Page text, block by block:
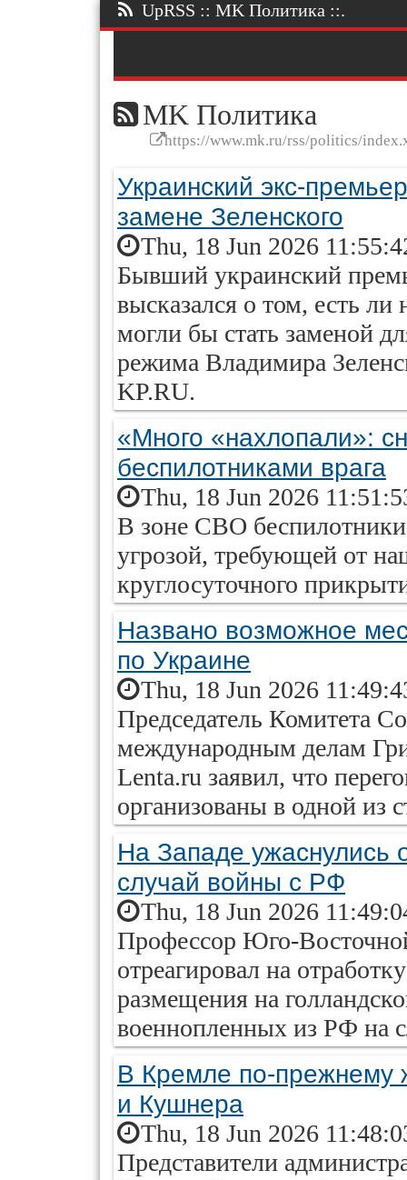
UpRSS :: MK Политика ::.
MK Политика
https://www.mk.ru/rss/politics/
Украинский экс-
замене Зеленского
Thu, 18 Jun 2026
Бывший украинский
высказался о том, есть
могли бы стать заменой
режима Владимира
KP.RU.
«Много «нахлопали»:
беспилотниками врага
Thu, 18 Jun 2026
В зоне СВО беспилотники
угрозой, требующей от
круглосуточного
Названо возможное
по Украине
Thu, 18 Jun 2026
Председатель Комитета
международным делам
Lenta.ru заявил, что
организованы в одной из
На Западе ужаснулись
случай войны с РФ
Thu, 18 Jun 2026
Профессор Юго-
отреагировал на
размещения на
военнопленных из РФ на
В Кремле по-прежнему
и Кушнера
Thu, 18 Jun 2026
Представители